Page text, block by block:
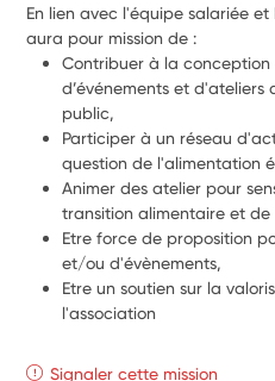
En lien avec l'équipe salariée
aura pour mission de :
Contribuer à la conception
d’événements et d'ateliers
public,
Participer à un réseau
question de l'alimentation
Animer des atelier pour
transition alimentaire et
Etre force de proposition
et/ou d'évènements,
Etre un soutien sur la
l'association
Signaler cette mission